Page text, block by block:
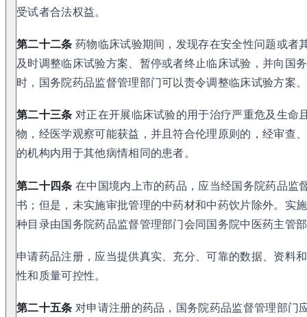
受试者合法权益。
第二十二条 药物临床试验期间，发现存在安全性问题或者
及时调整临床试验方案、暂停或者终止临床试验，并向国
时，国务院药品监督管理部门可以责令调整临床试验方案
第二十三条 对正在开展临床试验的用于治疗严重危及生命
物，经医学观察可能获益，并且符合伦理原则的，经审查
的机构内用于其他病情相同的患者。
第二十四条 在中国境内上市的药品，应当经国务院药品监
书；但是，未实施审批管理的中药材和中药饮片除外。实
种目录由国务院药品监督管理部门会同国务院中医药主管
申请药品注册，应当提供真实、充分、可靠的数据、资料
性和质量可控性。
第二十五条 对申请注册的药品，国务院药品监督管理部门